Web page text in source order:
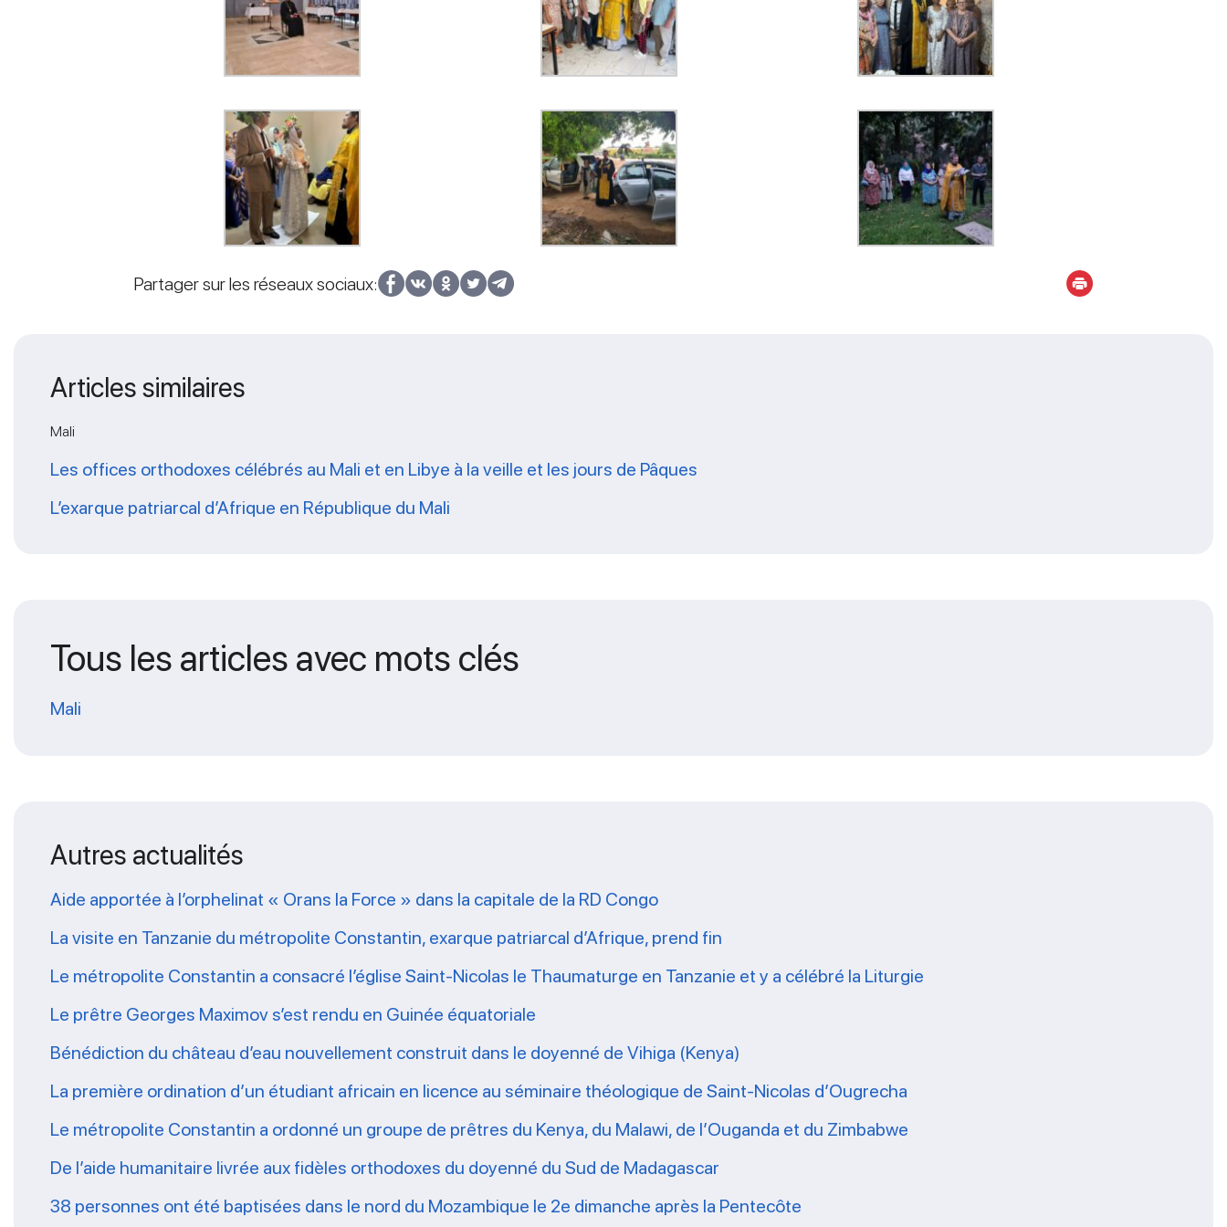
Partager sur les réseaux sociaux:
Articles similaires
Mali
Les offices orthodoxes célébrés au Mali et en Libye à la veille et les jours de Pâques
L’exarque patriarcal d’Afrique en République du Mali
Tous les articles avec mots clés
Mali
Autres actualités
Aide apportée à l’orphelinat « Orans la Force » dans la capitale de la RD Congo
La visite en Tanzanie du métropolite Constantin, exarque patriarcal d’Afrique, prend fin
Le métropolite Constantin a consacré l’église Saint-Nicolas le Thaumaturge en Tanzanie et y a célébré la Liturgie
Le prêtre Georges Maximov s’est rendu en Guinée équatoriale
Bénédiction du château d’eau nouvellement construit dans le doyenné de Vihiga (Kenya)
La première ordination d’un étudiant africain en licence au séminaire théologique de Saint-Nicolas d’Ougrecha
Le métropolite Constantin a ordonné un groupe de prêtres du Kenya, du Malawi, de l’Ouganda et du Zimbabwe
De l’aide humanitaire livrée aux fidèles orthodoxes du doyenné du Sud de Madagascar
38 personnes ont été baptisées dans le nord du Mozambique le 2e dimanche après la Pentecôte